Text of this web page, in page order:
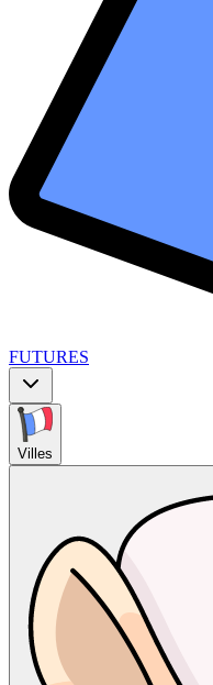
FUTURES
Villes